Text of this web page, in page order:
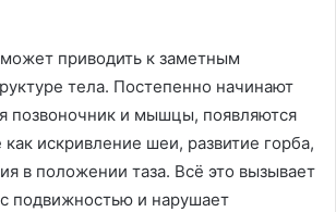
приводить к заметным
тела. Постепенно начинают
позвоночник и мышцы, появляются
искривление шеи, развитие горба,
в положении таза. Всё это вызывает
подвижностью и нарушает